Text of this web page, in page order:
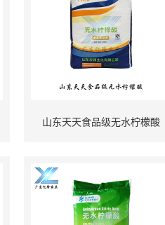
山东天天食品级无水柠檬酸